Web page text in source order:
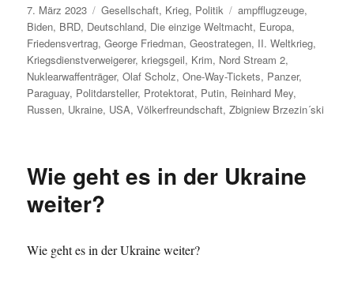
Veröffentlicht
am
7. März 2023 Kategorien
Gesellschaft, Krieg, Politik Schlagwörter
ampfflugzeuge,
Biden, BRD, Deutschland, Die einzige Weltmacht, Europa,
Friedensvertrag,George Friedman,Geostrategen, II. Weltkrieg,
Kriegsdienstverweigerer,kriegsgeil, Krim, Nord Stream 2,
Nuklearwaffenträger,Olaf Scholz,One-Way-Tickets, Panzer,
Paraguay, Politdarsteller, Protektorat, Putin, Reinhard Mey,
Russen, Ukraine, USA,Völkerfreundschaft,Zbigniew Brzezin´ski
Wie geht es in der Ukraine
weiter?
Wie geht es in der Ukraine weiter?